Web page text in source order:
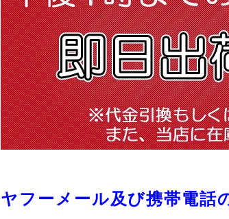
ヤフーメール及び携帯電話